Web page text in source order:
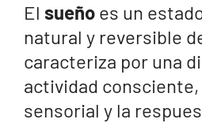
El sueño es un
natural y reversible
caracteriza por una
actividad
sensorial y la